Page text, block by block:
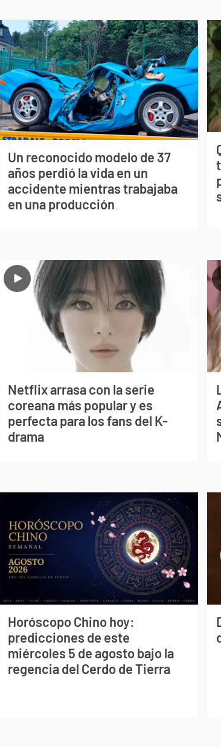
Un reconocido modelo de 37
años perdió la vida en un
accidente mientras trabajaba
en una producción
Netflix arrasa con la serie
coreana más popular y es
perfecta para los fans del K-
drama
Horóscopo Chino hoy:
predicciones de este
miércoles 5 de agosto bajo la
regencia del Cerdo de Tierra